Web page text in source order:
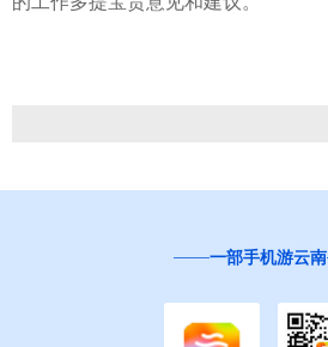
一部手机游云南